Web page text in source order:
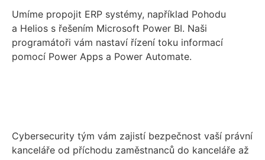
Umíme propojit ERP systémy, například Pohodu
a Helios s řešením Microsoft Power BI. Naši
programátoři vám nastaví řízení toku informací
pomocí Power Apps a Power Automate.
Cybersecurity tým vám zajistí bezpečnost vaší právní
kanceláře od příchodu zaměstnanců do kanceláře až